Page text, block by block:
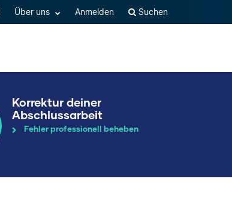
Über uns Anmelden Suchen
Korrektur deiner
Abschlussarbeit
Fehler professionell beheben